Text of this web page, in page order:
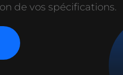
de vos spécifications.